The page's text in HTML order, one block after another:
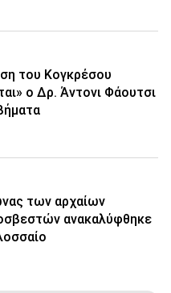
του Κογκρέσου
ο Δρ. Άντονι Φάουτσι
των αρχαίων
ανακαλύφθηκε